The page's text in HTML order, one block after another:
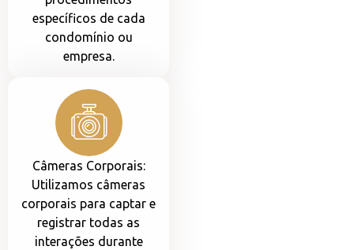
específicos de cada
condomínio ou
empresa.
Câmeras Corporais:
Utilizamos câmeras
corporais para captar e
registrar todas as
interações durante